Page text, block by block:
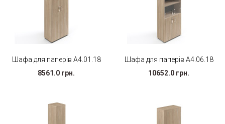
Шафа для паперів А4.01.18
8561.0 грн.
Шафа для паперів А4.06.18
10652.0 грн.